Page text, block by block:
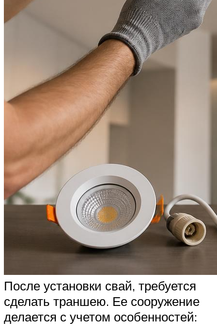
После установки свай, требуется
сделать траншею. Ее сооружение
делается с учетом особенностей: